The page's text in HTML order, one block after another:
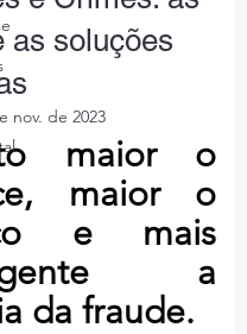
as soluções
nov. de 2023
maior o
maior o
e mais
a
da fraude.